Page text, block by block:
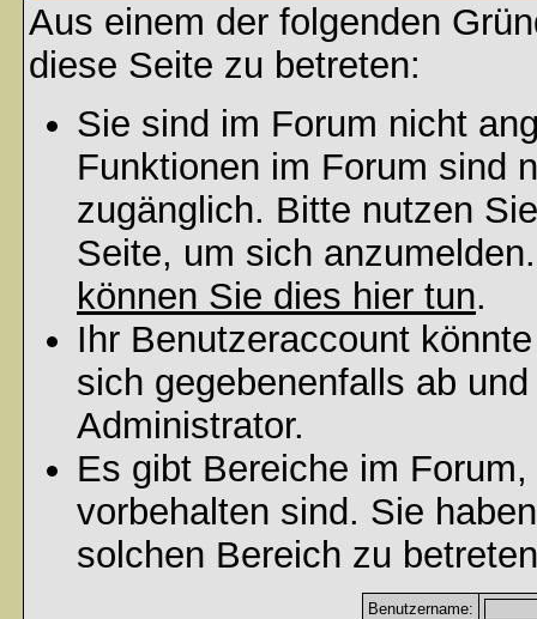
Aus einem der folgenden
diese Seite zu betreten:
Sie sind im Forum nicht
Funktionen im Forum sind
zugänglich. Bitte nutzen
Seite, um sich
können Sie dies hier tun.
Ihr Benutzeraccount
sich gegebenenfalls ab
Administrator.
Es gibt Bereiche im
vorbehalten sind. Sie
solchen Bereich zu
Benutzername: